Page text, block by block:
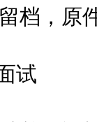
档，原
试